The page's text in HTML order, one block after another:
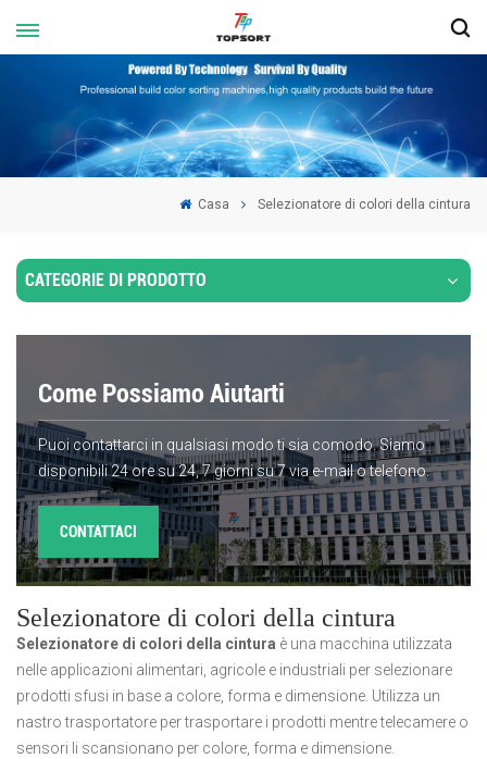
Casa Selezionatore di colori della cintura
CATEGORIE DI PRODOTTO
Come Possiamo Aiutarti
Puoi contattarci in qualsiasi modo ti sia comodo. Siamo
disponibili 24 ore su 24, 7 giorni su 7 via e-mail o telefono.
CONTATTACI
Selezionatore di colori della cintura
Selezionatore di colori della cintura è una macchina utilizzata
nelle applicazioni alimentari, agricole e industriali per selezionare
prodotti sfusi in base a colore, forma e dimensione. Utilizza un
nastro trasportatore per trasportare i prodotti mentre telecamere o
sensori li scansionano per colore, forma e dimensione.